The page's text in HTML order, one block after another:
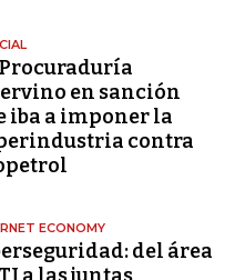
en sanción
iba a imponer la
contra
ECONOMY
del área